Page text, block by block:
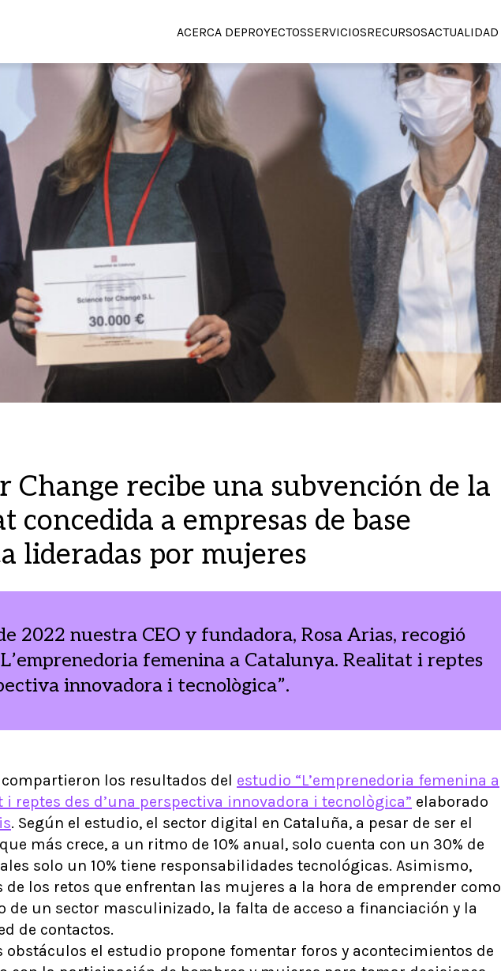
ACERCA DEPROYECTOSSERVICIOSRECURSOSACTUALIDAD
Change recibe una subvención de la
concedida a empresas de base
lideradas por mujeres
2022 nuestra CEO y fundadora, Rosa Arias, recogió
femenina a Catalunya. Realitat i reptes
innovadora i tecnològica”.
compartieron los resultados del estudio “L’emprenedoria femenina a
i reptes des d’una perspectiva innovadora i tecnològica” elaborado
. Según el estudio, el sector digital en Cataluña, a pesar de ser el
más crece, a un ritmo de 10% anual, solo cuenta con un 30% de
solo un 10% tiene responsabilidades tecnológicas. Asimismo,
los retos que enfrentan las mujeres a la hora de emprender como
de un sector masculinizado, la falta de acceso a financiación y la
de contactos.
obstáculos el estudio propone fomentar foros y acontecimientos de